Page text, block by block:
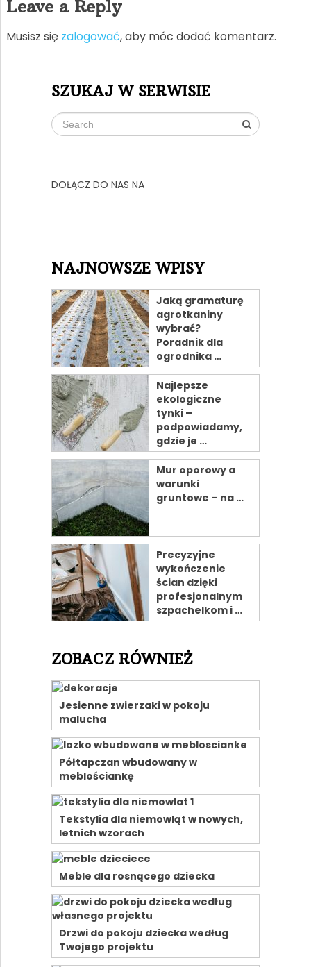
Leave a Reply
Musisz się zalogować, aby móc dodać komentarz.
SZUKAJ W SERWISIE
DOŁĄCZ DO NAS NA
NAJNOWSZE WPISY
Jaką gramaturę
agrotkaniny
wybrać?
Poradnik dla
ogrodnika …
Najlepsze
ekologiczne
tynki –
podpowiadamy,
gdzie je …
Mur oporowy a
warunki
gruntowe – na …
Precyzyjne
wykończenie
ścian dzięki
profesjonalnym
szpachelkom i …
ZOBACZ RÓWNIEŻ
Jesienne zwierzaki w pokoju
malucha
Półtapczan wbudowany w
meblościankę
Tekstylia dla niemowląt w nowych,
letnich wzorach
Meble dla rosnącego dziecka
Drzwi do pokoju dziecka według
Twojego projektu